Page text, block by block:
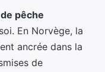
pêche
En Norvège, la
ancrée dans la
de